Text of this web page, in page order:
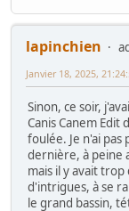
lapinchien
Janvier 18, 2025,
Sinon, ce soir,
Canis Canem Edit
foulée. Je n'ai pas
dernière, à peine
mais il y avait
d'intrigues, à se
le grand bassin,